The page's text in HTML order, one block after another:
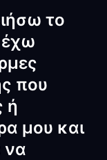
το
έχω
που
ή
μου και
να